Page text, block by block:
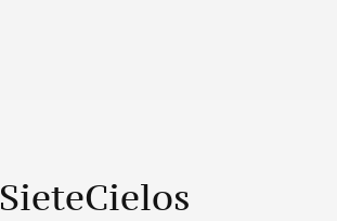
SieteCielos